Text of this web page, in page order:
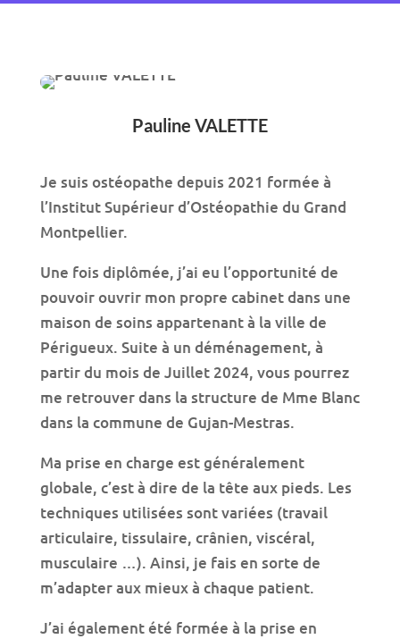
Pauline VALETTE
Je suis ostéopathe depuis 2021 formée à
l’Institut Supérieur d’Ostéopathie du Grand
Montpellier.
Une fois diplômée, j’ai eu l’opportunité de
pouvoir ouvrir mon propre cabinet dans une
maison de soins appartenant à la ville de
Périgueux. Suite à un déménagement, à
partir du mois de Juillet 2024, vous pourrez
me retrouver dans la structure de Mme Blanc
dans la commune de Gujan-Mestras.
Ma prise en charge est généralement
globale, c’est à dire de la tête aux pieds. Les
techniques utilisées sont variées (travail
articulaire, tissulaire, crânien, viscéral,
musculaire …). Ainsi, je fais en sorte de
m’adapter aux mieux à chaque patient.
J’ai également été formée à la prise en